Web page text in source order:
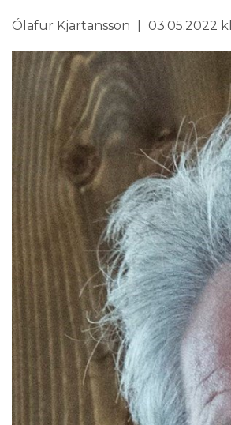
Ólafur Kjartansson 03.05.2022